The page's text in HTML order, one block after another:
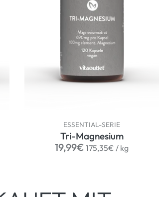
ESSENTIAL-SERIE
Tri-Magnesium
Normaler
19,99€ 175,35€ / per
kg